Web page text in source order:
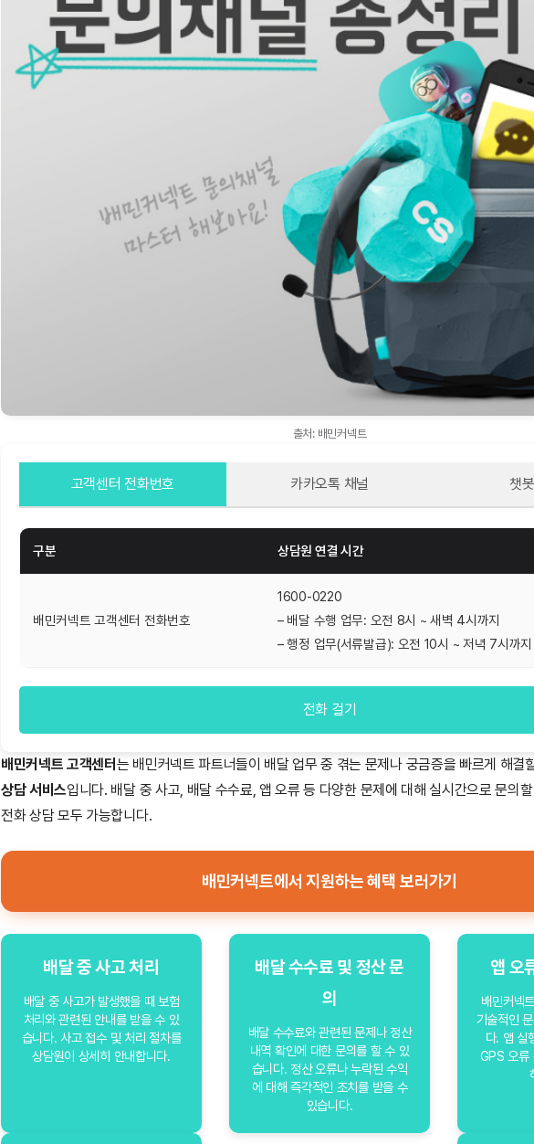
출처: 배민커넥트
고객센터 전화번호 카카오톡 채널 챗
구분 상담원 연결 시간
배민커넥트 고객센터 전화번호
1600-0220
– 배달 수행 업무: 오전 8시 ~ 새벽 4시까지
– 행정 업무(서류발급): 오전 10시 ~ 저녁 7시까지
전화 걸기
배민커넥트 고객센터 는 배민커넥트 파트너들이 배달 업무 중 겪는 문제나 궁금증을 빠르게 해결
상담 서비스입니다. 배달 중 사고, 배달 수수료, 앱 오류 등 다양한 문제에 대해 실시간으로 문의
전화 상담 모두 가능합니다.
배민커넥트에서 지원하는 혜택 보러가기
배달 중 사고 처리
배달 중 사고가 발생했을 때 보험
처리와 관련된 안내를 받을 수 있
습니다. 사고 접수 및 처리 절차를
상담원이 상세히 안내합니다.
배달 수수료 및 정산 문
의
배달 수수료와 관련된 문제나 정산
내역 확인에 대한 문의를 할 수 있
습니다. 정산 오류나 누락된 수익
에 대해 즉각적인 조치를 받을 수
있습니다.
앱 오
배민커넥
기술적인
다. 앱 실
GPS 오류